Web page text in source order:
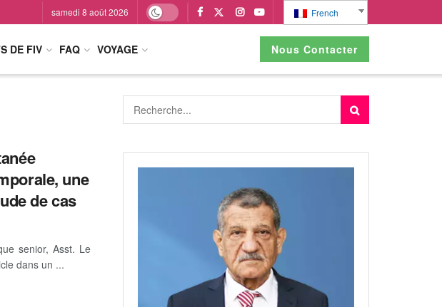
samedi 8 août 2026 French
DE FIV FAQ VOYAGE Nous Contacter
une
de cas
senior, Asst. Le
dans un ...